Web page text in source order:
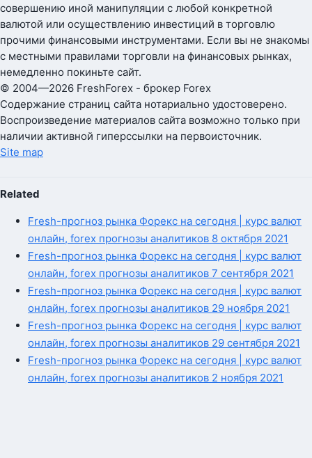
совершению иной манипуляции с любой конкретной
валютой или осуществлению инвестиций в торговлю
прочими финансовыми инструментами. Если вы не знакомы
с местными правилами торговли на финансовых рынках,
немедленно покиньте сайт.
© 2004—2026 FreshForex - брокер Forex
Содержание страниц сайта нотариально удостоверено.
Воспроизведение материалов сайта возможно только при
наличии активной гиперссылки на первоисточник.
Site map
Related
Fresh-прогноз рынка Форекс на сегодня | курс валют
онлайн, forex прогнозы аналитиков 8 октября 2021
Fresh-прогноз рынка Форекс на сегодня | курс валют
онлайн, forex прогнозы аналитиков 7 сентября 2021
Fresh-прогноз рынка Форекс на сегодня | курс валют
онлайн, forex прогнозы аналитиков 29 ноября 2021
Fresh-прогноз рынка Форекс на сегодня | курс валют
онлайн, forex прогнозы аналитиков 29 сентября 2021
Fresh-прогноз рынка Форекс на сегодня | курс валют
онлайн, forex прогнозы аналитиков 2 ноября 2021